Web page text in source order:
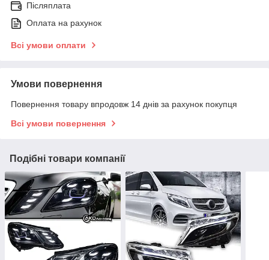
Післяплата
Оплата на рахунок
Всі умови оплати
Умови повернення
Повернення товару впродовж 14 днів за рахунок покупця
Всі умови повернення
Подібні товари компанії